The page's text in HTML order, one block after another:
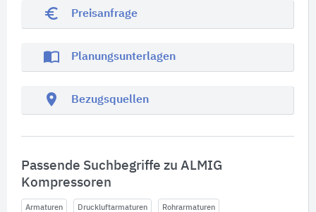
euro_symbol Preisanfrage
import_contacts Planungsunterlagen
location_on Bezugsquellen
Passende Suchbegriffe zu ALMIG
Kompressoren
Armaturen Druckluftarmaturen Rohrarmaturen